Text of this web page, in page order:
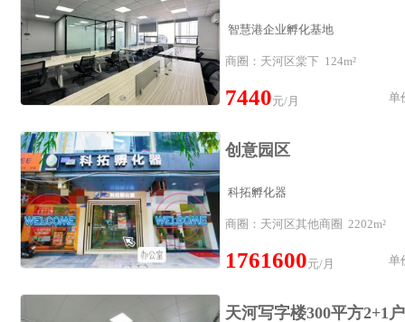
智慧港企业孵化基地
商圈：天河区棠下 124m²
7440元/月 单
创意园区
科拓孵化器
商圈：天河区其他商圈 2202m²
1761600元/月 单